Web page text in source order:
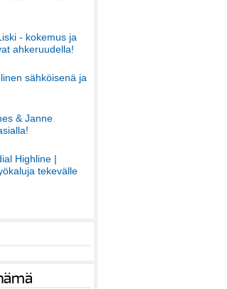
- kokemus ja
ahkeruudella!
sähköisenä ja
& Janne
Highline |
tekevälle